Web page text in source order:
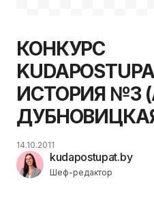
КОНКУРС
ИСТОРИЯ №3
kudapostupat.by
Шеф-редактор
14.10.2011